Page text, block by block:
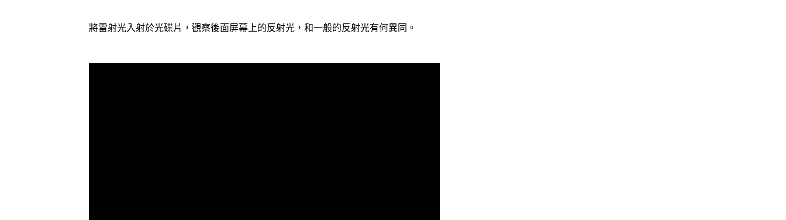
將雷射光入射於光碟片，觀察後面屏幕上的反射光，和一般的反射光有何異同。